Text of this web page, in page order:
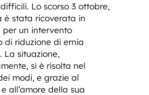
Lo scorso 3 ottobre,
è stata ricoverata in
per un intervento
di riduzione di ernia
La situazione,
si è risolta nel
modi, e grazie al
all’amore della sua